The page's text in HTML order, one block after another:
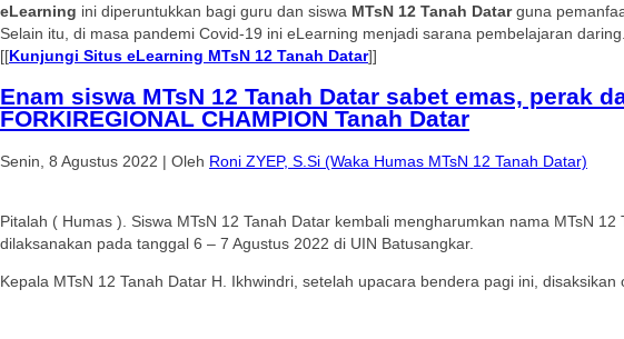
eLearning ini diperuntukkan bagi guru dan siswa MTsN 12 Tanah Datarguna
Selain itu, di masa pandemi Covid-19 ini eLearning menjadi sarana pembelajaran daring.
[[Kunjungi Situs eLearning MTsN 12 Tanah Datar]]
Enam siswa MTsN 12 Tanah Datar sabet emas, perak
FORKIREGIONAL CHAMPION Tanah Datar
Senin, 8 Agustus 2022 | Oleh Roni ZYEP, S.Si (Waka Humas MTsN 12 Tanah Datar)
Pitalah ( Humas ). Siswa MTsN 12 Tanah Datar kembali mengharumkan nama MTsN
dilaksanakan pada tanggal 6 – 7 Agustus 2022 di UIN Batusangkar.
Kepala MTsN 12 Tanah Datar H. Ikhwindri, setelah upacara bendera pagi ini, disaksikan